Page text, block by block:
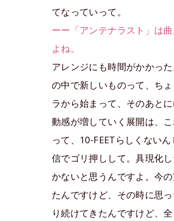
てなっていって。
ーー「アンテナラスト」は
よね。
アレンジにも時間がかかっ
の中で新しいものって、ち
ラから始まって、そのあと
動感が増していく展開は、
って、10-FEETらしくない
信でゴリ押しして。具現化
かないと思うんですよ。今
たんですけど、その時に思
り続けてきたんですけど、